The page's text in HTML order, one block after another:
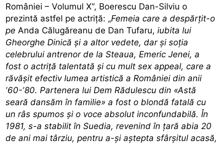
României – Volumul X“, Boerescu Dan-Silviu o
prezintă astfel pe actriță: „Femeia care a despărțit-o
pe Anda Călugăreanu de Dan Tufaru, iubita lui
Gheorghe Dinică și a altor vedete, dar și soția
celebrului antrenor de la Steaua, Emeric Jenei, a
fost o actriță talentată și cu mult sex appeal, care a
răvășit efectiv lumea artistică a României din anii
ʼ60-ʼ80. Partenera lui Dem Rădulescu din «Astă
seară dansăm în familie» a fost o blondă fatală cu
un râs spumos și o voce absolut inconfundabilă. În
1981, s-a stabilit în Suedia, revenind în țară abia 20
de ani mai târziu, pentru a-și aștepta sfârșitul acasă,